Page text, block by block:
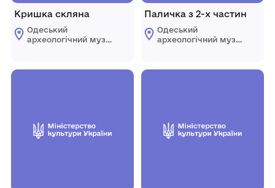
Кришка скляна
Одеський
археологічний музей
України
Паличка з 2-х частин
Одеський
археологічний музей
України